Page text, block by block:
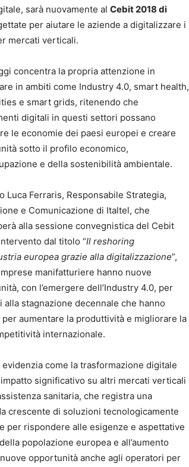
sarà nuovamente al Cebit 2018 di
per aiutare le aziende a digitalizzare i
mercati verticali.
concentra la propria attenzione in
in ambiti come Industry 4.0, smart health,
e smart grids, ritenendo che
digitali in questi settori possano
le economie dei paesi europei e creare
sotto il profilo economico,
e della sostenibilità ambientale.
Luca Ferraris, Responsabile Strategia,
e Comunicazione di Italtel, che
alla sessione convegnistica del Cebit
dal titolo “Il reshoring
europea grazie alla digitalizzazione”,
manifatturiere hanno nuove
con l’emergere dell’Industry 4.0, per
alla stagnazione decennale che hanno
aumentare la produttività e migliorare la
internazionale.
evidenzia come la trasformazione digitale
significativo su altri mercati verticali
sanitaria, che registra una
crescente di soluzioni tecnologicamente
per rispondere alle esigenze e aspettative
popolazione europea e all’aumento
opportunità anche agli operatori per